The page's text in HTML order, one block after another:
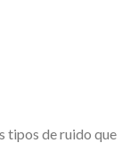
tipos de ruido que